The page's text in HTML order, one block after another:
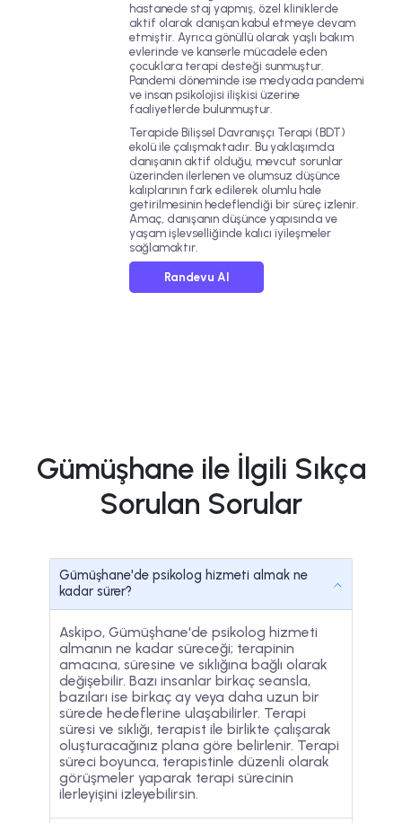
hastanede staj yapmış, özel kliniklerde
aktif olarak danışan kabul etmeye devam
etmiştir. Ayrıca gönüllü olarak yaşlı bakım
evlerinde ve kanserle mücadele eden
çocuklara terapi desteği sunmuştur.
Pandemi döneminde ise medyada pandemi
ve insan psikolojisi ilişkisi üzerine
faaliyetlerde bulunmuştur.
Terapide Bilişsel Davranışçı Terapi (BDT)
ekolü ile çalışmaktadır. Bu yaklaşımda
danışanın aktif olduğu, mevcut sorunlar
üzerinden ilerlenen ve olumsuz düşünce
kalıplarının fark edilerek olumlu hale
getirilmesinin hedeflendiği bir süreç izlenir.
Amaç, danışanın düşünce yapısında ve
yaşam işlevselliğinde kalıcı iyileşmeler
sağlamaktır.
Randevu Al
Gümüşhane ile İlgili Sıkça
Sorulan Sorular
Gümüşhane'de psikolog hizmeti almak ne
kadar sürer?
Askipo, Gümüşhane'de psikolog hizmeti
almanın ne kadar süreceği; terapinin
amacına, süresine ve sıklığına bağlı olarak
değişebilir. Bazı insanlar birkaç seansla,
bazıları ise birkaç ay veya daha uzun bir
sürede hedeflerine ulaşabilirler. Terapi
süresi ve sıklığı, terapist ile birlikte çalışarak
oluşturacağınız plana göre belirlenir. Terapi
süreci boyunca, terapistinle düzenli olarak
görüşmeler yaparak terapi sürecinin
ilerleyişini izleyebilirsin.